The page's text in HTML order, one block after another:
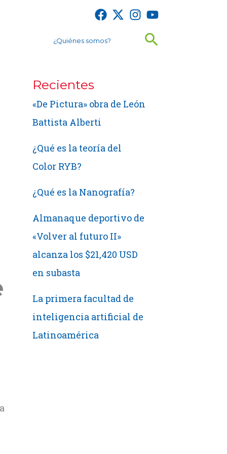
¿Quiénes somos? Buscar
Recientes
«De Pictura» obra de León
Battista Alberti
¿Qué es la teoría del
Color RYB?
¿Qué es la Nanografía?
Almanaque deportivo de
«Volver al futuro II»
alcanza los $21,420 USD
en subasta
La primera facultad de
inteligencia artificial de
Latinoamérica